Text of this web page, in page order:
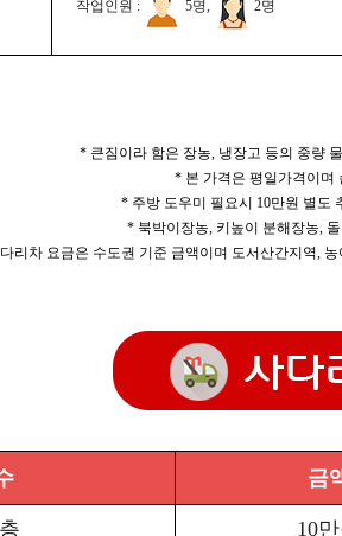
작업인원 : 5명, 2명
* 큰짐이라 함은 장농, 냉장고 등의 중량
* 본 가격은 평일가격이며
* 주방 도우미 필요시 10만원 별도
* 북박이장농, 키높이 분해장농,
리차 요금은 수도권 기준 금액이며 도서산간지역,
금
10